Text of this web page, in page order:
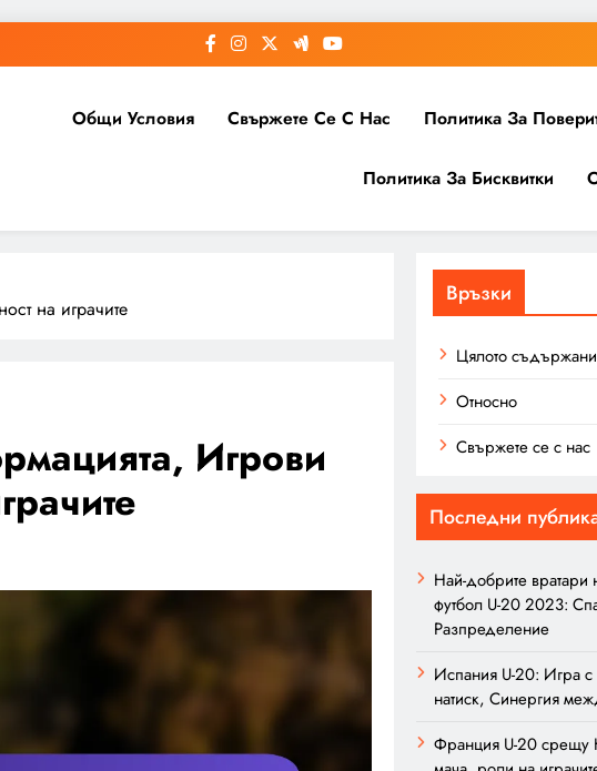
Общи Условия Свържете Се С Нас Политика За
Политика За Бисквитки
на играчите
Игрови
Връзки
Цялото
Относно
Свържете се с нас
Последни
Най-добрите вратари
футбол U-20 2023:
Разпределение
Испания U-20: Игра с
натиск, Синергия
Франция U-20 срещу